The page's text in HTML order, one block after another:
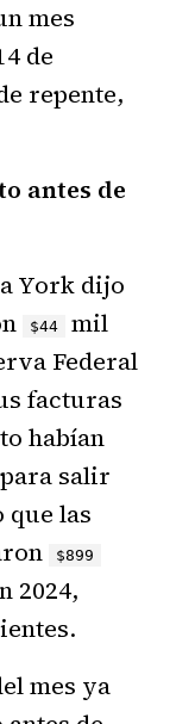
mes
de
repente,
antes de
York dijo
$44
mil
Federal
facturas
habían
salir
que las
$899
2024,
mes ya